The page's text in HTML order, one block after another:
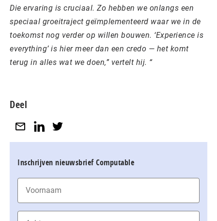
Die ervaring is cruciaal. Zo hebben we onlangs een
speciaal groeitraject geïmplementeerd waar we in de
toekomst nog verder op willen bouwen. ‘Experience is
everything’ is hier meer dan een credo — het komt
terug in alles wat we doen,” vertelt hij.
Deel
Inschrijven nieuwsbrief Computable